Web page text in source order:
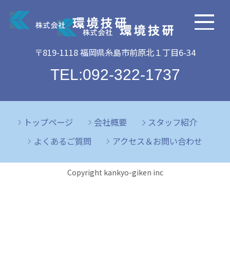
〒819-1118 福岡県糸島市前原北１丁目6-34
TEL:092-322-1737
トップページ 会社概要
スタッフ紹介
よくあるご質問
アクセス＆お問い合わせ
Copyright kankyo-giken inc